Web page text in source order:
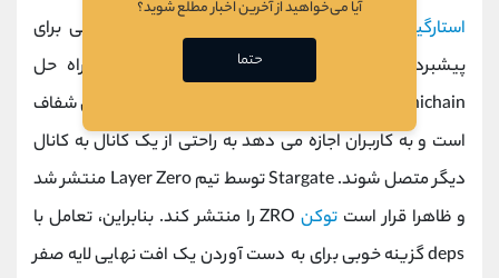
استارگیت
فایننس(Stargate Finance)، گام های مهمی برای
پیشبرد چشم انداز خود برای تبدیل شدن به یک راه حل
Omnichain برداشته است. این پروتکل دارای رابط کاربری شفاف
است و به کاربران اجازه می دهد به راحتی از یک کانال به کانال
دیگر متصل شوند. Stargate توسط تیم Layer Zero منتشر شد
و ظاهرا قرار است توکن
ZRO را منتشر کند. بنابراین، تعامل با
deps گزینه خوبی برای به دست آوردن یک افت نهایی لایه صفر
آیا می‌خواهید از آخرین اخبار مطلع شوید؟
حتما